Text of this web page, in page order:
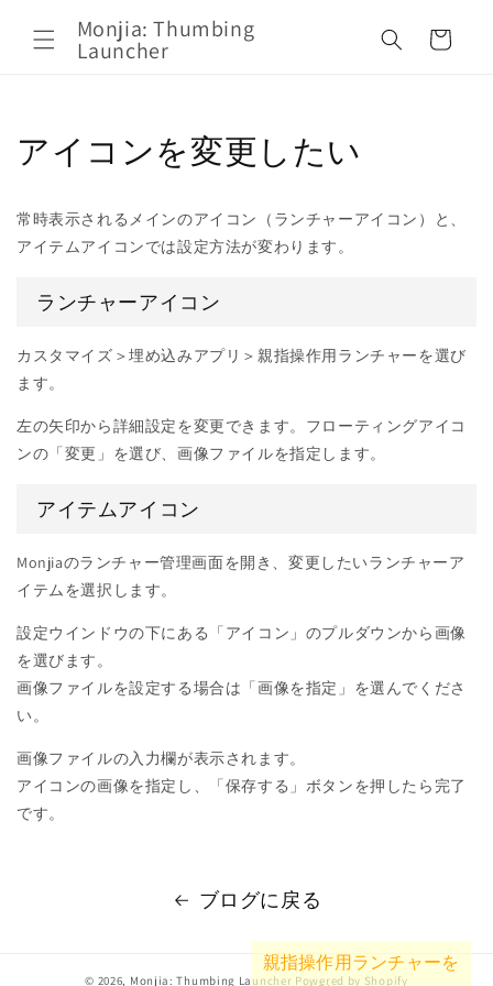
ンツに
進む
Monjia: Thumbing
Launcher
ー
アイコンを変更したい
常時表示されるメインのアイコン（ランチャーアイコン）と、
アイテムアイコンでは設定方法が変わります。
ランチャーアイコン
カスタマイズ＞埋め込みアプリ＞親指操作用ランチャーを選び
ます。
左の矢印から詳細設定を変更できます。フローティングアイコ
ンの「変更」を選び、画像ファイルを指定します。
アイテムアイコン
Monjiaのランチャー管理画面を開き、変更したいランチャーア
イテムを選択します。
設定ウインドウの下にある「アイコン」のプルダウンから画像
を選びます。
画像ファイルを設定する場合は「画像を指定」を選んでくださ
い。
画像ファイルの入力欄が表示されます。
アイコンの画像を指定し、「保存する」ボタンを押したら完了
です。
ブログに戻る
© 2026, Monjia: Thumbing Launcher Powered by Shopify